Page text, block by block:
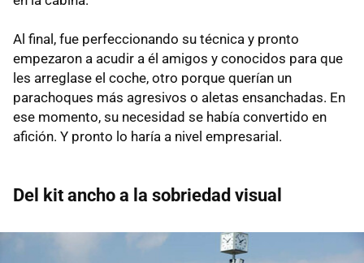
Al final, fue perfeccionando su técnica y pronto
empezaron a acudir a él amigos y conocidos para que
les arreglase el coche, otro porque querían un
parachoques más agresivos o aletas ensanchadas. En
ese momento, su necesidad se había convertido en
afición. Y pronto lo haría a nivel empresarial.
Del kit ancho a la sobriedad visual